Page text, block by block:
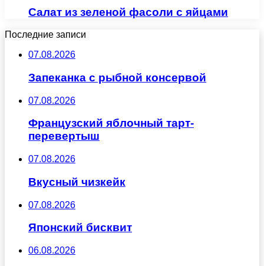
Салат из зеленой фасоли с яйцами
Последние записи
07.08.2026
Запеканка с рыбной консервой
07.08.2026
Французский яблочный тарт-
перевертыш
07.08.2026
Вкусный чизкейк
07.08.2026
Японский бисквит
06.08.2026